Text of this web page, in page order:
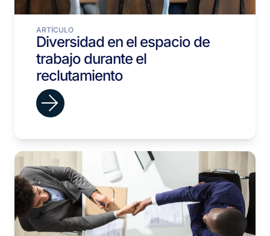
ARTÍCULO
Diversidad en el espacio de
trabajo durante el
reclutamiento